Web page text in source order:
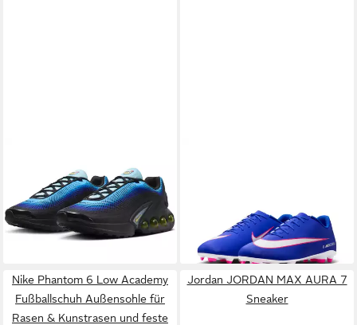
MAX DN SE Sneaker
179,99 €
und für feste Böden
Nike Phantom 6 Low Academy
Fußballschuh Außensohle für
Rasen & Kunstrasen und feste
Jordan JORDAN MAX AURA 7
Sneaker